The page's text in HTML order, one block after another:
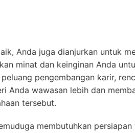
Anda juga dianjurkan untuk
minat dan keinginan Anda
pengembangan karir,
Anda wawasan lebih dan
tersebut.
membutuhkan